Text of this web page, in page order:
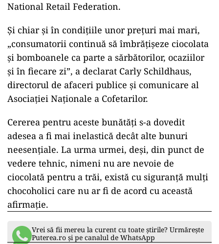
National Retail Federation.
Și chiar și în condițiile unor prețuri mai mari,
„consumatorii continuă să îmbrățișeze ciocolata
și bomboanele ca parte a sărbătorilor, ocaziilor
și în fiecare zi”, a declarat Carly Schildhaus,
directorul de afaceri publice și comunicare al
Asociației Naționale a Cofetarilor.
Cererea pentru aceste bunătăți s-a dovedit
adesea a fi mai inelastică decât alte bunuri
neesențiale. La urma urmei, deși, din punct de
vedere tehnic, nimeni nu are nevoie de
ciocolată pentru a trăi, există cu siguranță mulți
chocoholici care nu ar fi de acord cu această
afirmație.
Vrei să fii mereu la curent cu toate știrile? Urmărește
Puterea.ro și pe canalul de WhatsApp